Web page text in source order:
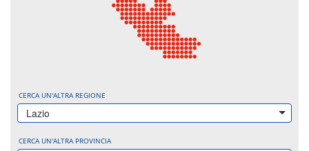
CERCA UN'ALTRA REGIONE
Lazio
CERCA UN'ALTRA PROVINCIA